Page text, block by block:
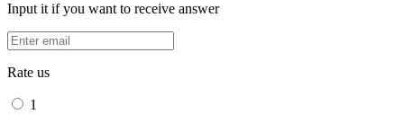
Input it if you want to receive answer
Rate us
1